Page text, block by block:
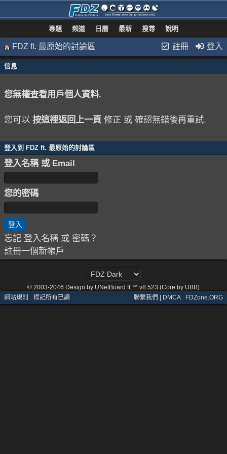
專題 頻道 日曆 最新 搜尋 說明
註冊 登入
FDZ ft. 最原始的討論區
信息
您無權查看用戶個人資料.
您可以 按這裡返回上一頁 修正 或 確認無錯後再重試.
登入到 FDZ ft. 最原始的討論區
登入名稱 或 Email
您的密碼
忘記 登入名稱 或 密碼？
註冊一個新帳戶
© 2003-2046 Design by UNetBoard ft.™ v8.523 (Core by UBB)
網站規則 · 標記所有已讀 聯繫我們 | DMCA· FDZone.ORG